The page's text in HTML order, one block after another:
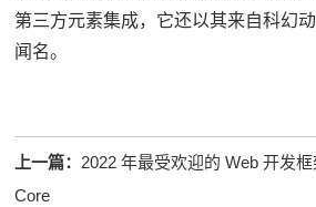
第三方元素集成，它还以其来自科幻
闻名。
上一篇： 2022 年最受欢迎的 Web 开发
Core